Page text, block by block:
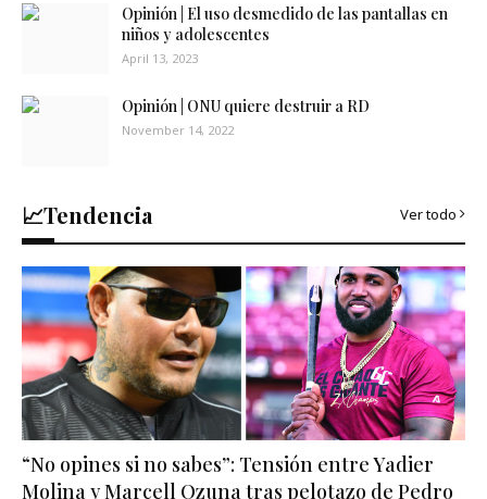
Opinión | El uso desmedido de las pantallas en
niños y adolescentes
April 13, 2023
Opinión | ONU quiere destruir a RD
November 14, 2022
📈Tendencia Ver todo
“No opines si no sabes”: Tensión entre Yadier
Molina y Marcell Ozuna tras pelotazo de Pedro